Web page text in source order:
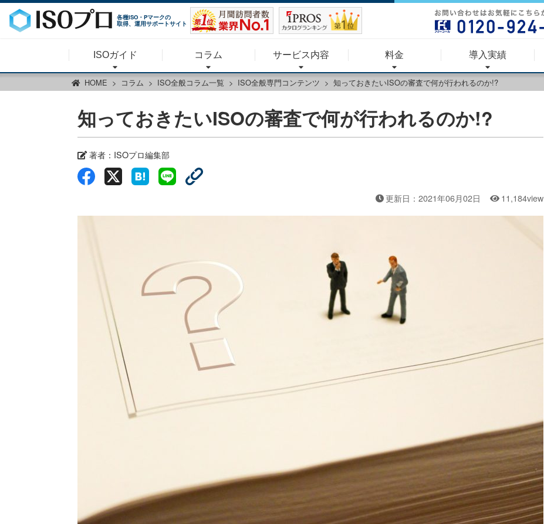
各種ISO・Pマークの
取得、運用サポートサイト
ISOガイド コラム サービス内容 料金 導入実績
HOME コラム ISO全般コラム一覧 ISO全般専門コンテンツ 知っておきたいISOの審査で何が行われるのか!?
知っておきたいISOの審査で何が行われるのか!?
著者： ISOプロ編集部
更新日：2021年06月02日 11,184view